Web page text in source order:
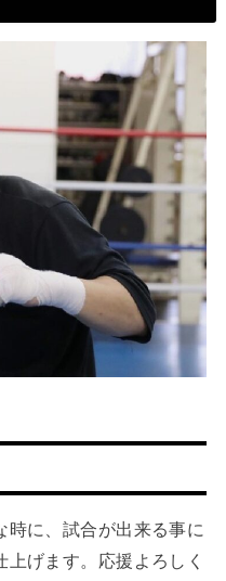
時に、試合が出来る事に
げます。応援よろしく